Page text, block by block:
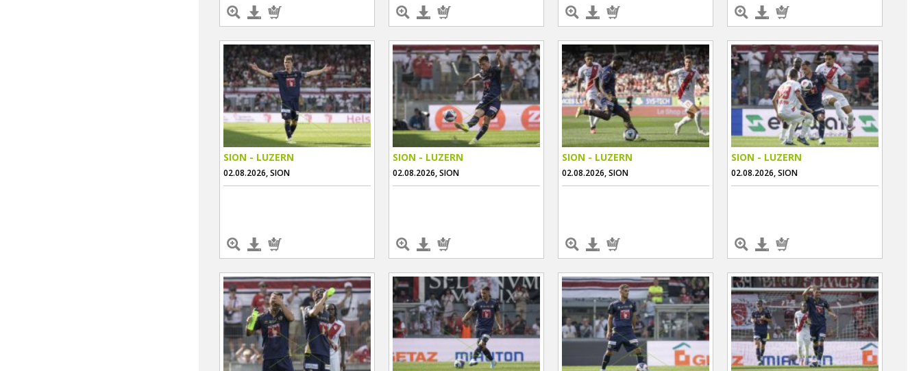
SION - LUZERN
02.08.2026, SION
SION - LUZERN
02.08.2026, SION
SION - LUZERN
02.08.2026, SION
SION - LUZERN
02.08.2026, SION